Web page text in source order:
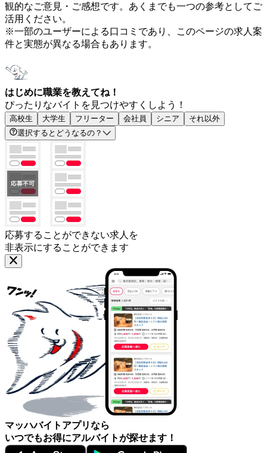
観的なご意見・ご感想です。あくまでも一つの参考としてご
活用ください。
※一部のユーザーによる口コミであり、このページの求人案
件と実態が異なる場合もあります。
はじめに職業を教えてね！
ぴったりなバイトを見つけやすくしよう！
高校生 大学生 フリーター 会社員 シニア
それ以外
選択するとどうなるの？
応募することができない求人を
非表示にすることができます
マッハバイトアプリなら
いつでもお得にアルバイトが探せます！